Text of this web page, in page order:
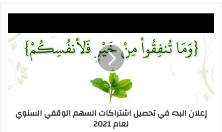
إعلان البدء في تحصيل اشتراكات السهم الوقفي السنوي
لعام 2021